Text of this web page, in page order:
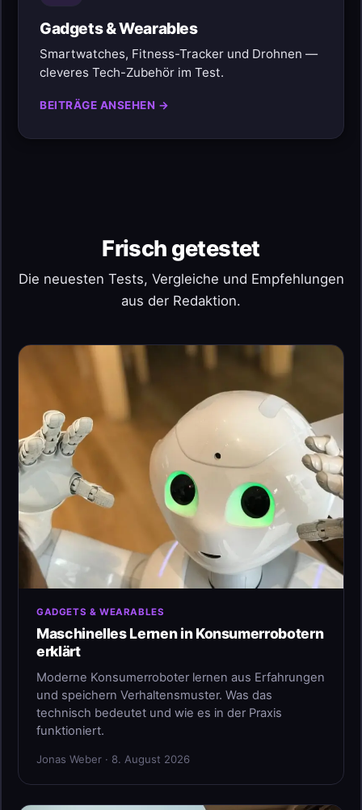
Gadgets & Wearables
Smartwatches, Fitness-Tracker und Drohnen —
cleveres Tech-Zubehör im Test.
BEITRÄGE ANSEHEN →
Frisch getestet
Die neuesten Tests, Vergleiche und Empfehlungen
aus der Redaktion.
GADGETS & WEARABLES
Maschinelles Lernen in Konsumerrobotern
erklärt
Moderne Konsumerroboter lernen aus Erfahrungen
und speichern Verhaltensmuster. Was das
technisch bedeutet und wie es in der Praxis
funktioniert.
Jonas Weber · 8. August 2026